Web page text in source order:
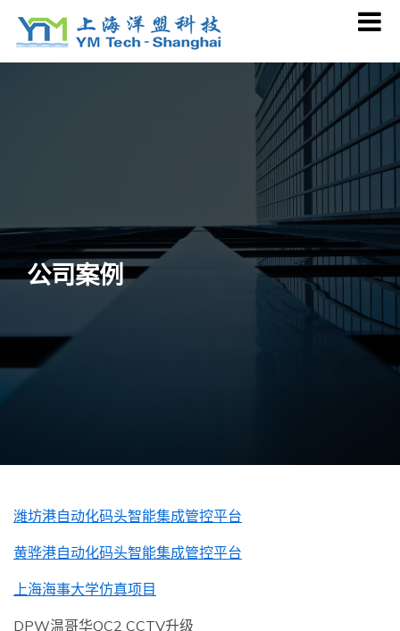
公司案例
潍坊港自动化码头智能集成管控平台
黄骅港自动化码头智能集成管控平台
上海海事大学仿真项目
DPW温哥华QC2 CCTV升级